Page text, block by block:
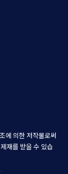
에 의한 저작물로써
재를 받을 수 있습